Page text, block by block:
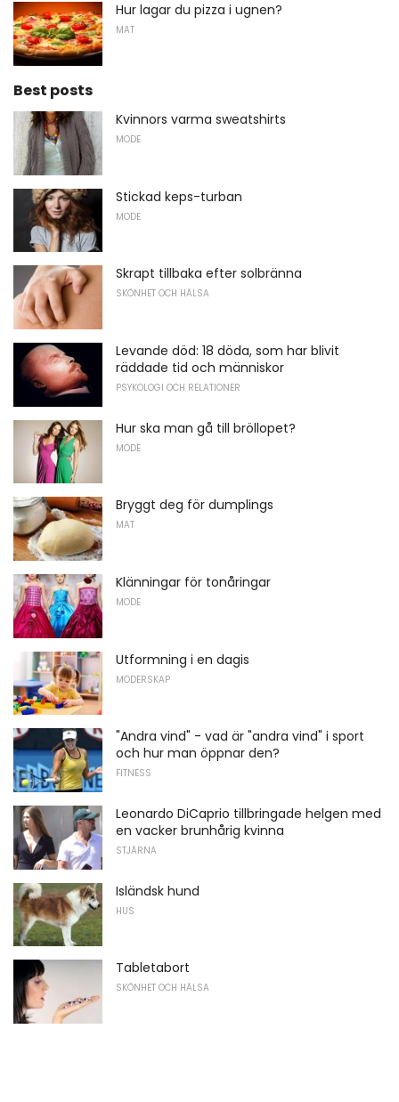
Hur lagar du pizza i ugnen?
MAT
Best posts
Kvinnors varma sweatshirts
MODE
Stickad keps-turban
MODE
Skrapt tillbaka efter solbränna
SKÖNHET OCH HÄLSA
Levande död: 18 döda, som har blivit
räddade tid och människor
PSYKOLOGI OCH RELATIONER
Hur ska man gå till bröllopet?
MODE
Bryggt deg för dumplings
MAT
Klänningar för tonåringar
MODE
Utformning i en dagis
MODERSKAP
"Andra vind" - vad är "andra vind" i sport
och hur man öppnar den?
FITNESS
Leonardo DiCaprio tillbringade helgen med
en vacker brunhårig kvinna
STJÄRNA
Isländsk hund
HUS
Tabletabort
SKÖNHET OCH HÄLSA